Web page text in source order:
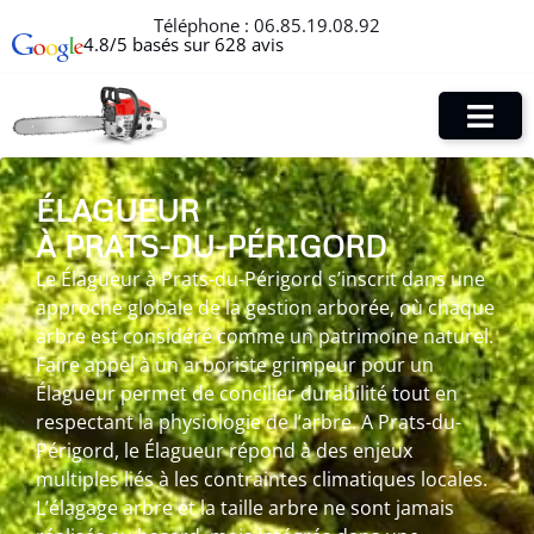
Téléphone : 06.85.19.08.92
4.8/5 basés sur 628 avis
ÉLAGUEUR
À PRATS-DU-PÉRIGORD
Le Élagueur à Prats-du-Périgord s’inscrit dans une
approche globale de la gestion arborée, où chaque
arbre est considéré comme un patrimoine naturel.
Faire appel à un arboriste grimpeur pour un
Élagueur permet de concilier durabilité tout en
respectant la physiologie de l’arbre. A Prats-du-
Périgord, le Élagueur répond à des enjeux
multiples liés à les contraintes climatiques locales.
L’élagage arbre et la taille arbre ne sont jamais